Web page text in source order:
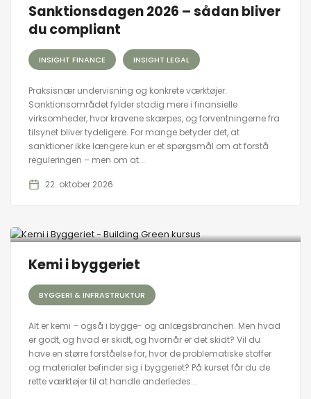
Sanktionsdagen 2026 – sådan bliver
du compliant
INSIGHT FINANCE INSIGHT LEGAL
Praksisnær undervisning og konkrete værktøjer.
Sanktionsområdet fylder stadig mere i finansielle
virksomheder, hvor kravene skærpes, og forventningerne fra
tilsynet bliver tydeligere. For mange betyder det, at
sanktioner ikke længere kun er et spørgsmål om at forstå
reguleringen – men om at...
22. oktober 2026
Kemi i byggeriet
BYGGERI & INFRASTRUKTUR
Alt er kemi – også i bygge- og anlægsbranchen. Men hvad
er godt, og hvad er skidt, og hvornår er det skidt? Vil du
have en større forståelse for, hvor de problematiske stoffer
og materialer befinder sig i byggeriet? På kurset får du de
rette værktøjer til at handle anderledes...